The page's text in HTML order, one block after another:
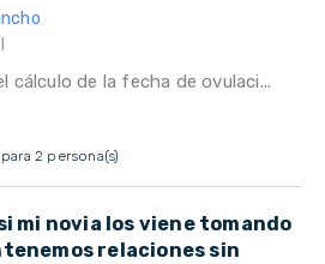
cálculo de la fecha de ovulaci...
2 persona(s)
mi novia los viene tomando
relaciones sin